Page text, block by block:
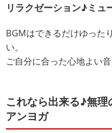
リラクゼーション♪ミュ
BGMはできるだけゆった
い。
ご自分に合った心地よい
これなら出来る♪無
アンヨガ